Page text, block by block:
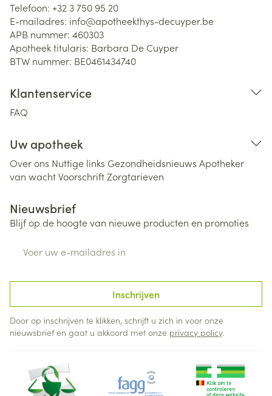
Telefoon: +32 3 750 95 20
E-mailadres: info@apotheekthys-decuyper.be
APB nummer: 460303
Apotheek titularis: Barbara De Cuyper
BTW nummer: BE0461434740
Klantenservice
FAQ
Uw apotheek
Over ons Nuttige links Gezondheidsnieuws Apotheker
van wachtVoorschriftZorgtarieven
Nieuwsbrief
Blijf op de hoogte van nieuwe producten en promoties
Inschrijven
Door op inschrijven te klikken, schrijft u zich in voor onze
nieuwsbrief en gaat u akkoord met onze privacy policy.